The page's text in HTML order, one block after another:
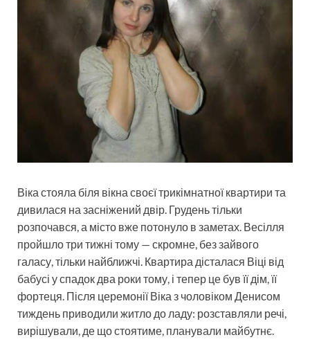
Віка стояла біля вікна своєї трикімнатної квартири та
дивилася на засніжений двір. Грудень тільки
розпочався, а місто вже потонуло в заметах. Весілля
пройшло три тижні тому — скромне, без зайвого
галасу, тільки найближчі. Квартира дісталася Віці від
бабусі у спадок два роки тому, і тепер це був її дім, її
фортеця. Після церемонії Віка з чоловіком Денисом
тиждень приводили житло до ладу: розставляли речі,
вирішували, де що стоятиме, планували майбутнє.